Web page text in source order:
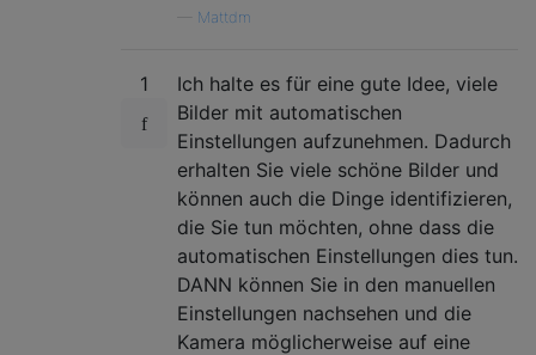
Mattdm
1
Ich halte es für eine gute Idee, viele
Bilder mit automatischen
Einstellungen aufzunehmen. Dadurch
erhalten Sie viele schöne Bilder und
können auch die Dinge identifizieren,
die Sie tun möchten, ohne dass die
automatischen Einstellungen dies tun.
DANN können Sie in den manuellen
Einstellungen nachsehen und die
Kamera möglicherweise auf eine